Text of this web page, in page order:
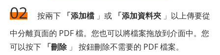
02 按兩下 「添加檔 」或 「添加資料夾 」以上傳要從
中分離頁面的 PDF 檔。您也可以將檔案拖放到介面中。您
可以按下 「刪除」 按鈕刪除不需要的 PDF 檔案。